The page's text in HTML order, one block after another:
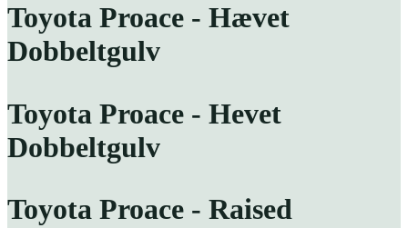
Toyota Proace - Hævet
Dobbeltgulv
Toyota Proace - Hevet
Dobbeltgulv
Toyota Proace - Raised